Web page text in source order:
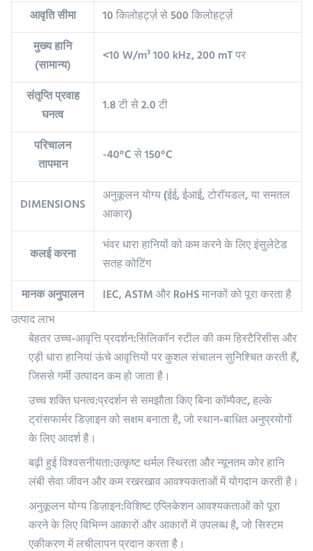
आवृति सीमा
10 किलोहर्ट्ज़ से 500 किलोहर्ट्ज़
मुख्य हानि
(सामान्य)
<10 W/m³ 100 kHz, 200 mT पर
संतृप्ति प्रवाह
घनत्व
1.8 टी से 2.0 टी
परिचालन
तापमान
-40°C से 150°C
DIMENSIONS
अनुकूलन योग्य (ईई, ईआई, टोरॉयडल, या समतल
आकार)
कलई करना
भंवर धारा हानियों को कम करने के लिए इंसुलेटेड
सतह कोटिंग
मानक अनुपालन
IEC, ASTM और RoHS मानकों को पूरा करता है
उत्पाद लाभ
बेहतर उच्च-आवृत्ति प्रदर्शन:सिलिकॉन स्टील की कम हिस्टैरिसीस और
एड़ी धारा हानियां ऊंचे आवृत्तियों पर कुशल संचालन सुनिश्चित करती हैं,
जिससे गर्मी उत्पादन कम हो जाता है।
उच्च शक्ति घनत्व:प्रदर्शन से समझौता किए बिना कॉम्पैक्ट, हल्के
ट्रांसफार्मर डिज़ाइन को सक्षम बनाता है, जो स्थान-बाधित अनुप्रयोगों
के लिए आदर्श है।
बढ़ी हुई विश्वसनीयता:उत्कृष्ट थर्मल स्थिरता और न्यूनतम कोर हानि
लंबी सेवा जीवन और कम रखरखाव आवश्यकताओं में योगदान करती है।
अनुकूलन योग्य डिज़ाइन:विशिष्ट एप्लिकेशन आवश्यकताओं को पूरा
करने के लिए विभिन्न आकारों और आकारों में उपलब्ध है, जो सिस्टम
एकीकरण में लचीलापन प्रदान करता है।